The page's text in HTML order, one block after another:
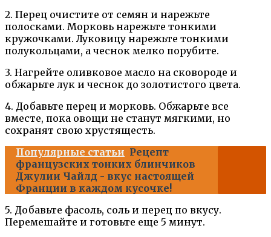
2. Перец очистите от семян и нарежьте
полосками. Морковь нарежьте тонкими
кружочками. Луковицу нарежьте тонкими
полукольцами, а чеснок мелко порубите.
3. Нагрейте оливковое масло на сковороде и
обжарьте лук и чеснок до золотистого цвета.
4. Добавьте перец и морковь. Обжарьте все
вместе, пока овощи не станут мягкими, но
сохранят свою хрустящесть.
Популярные статьи Рецепт
французских тонких блинчиков
Джулии Чайлд - вкус настоящей
Франции в каждом кусочке!
5. Добавьте фасоль, соль и перец по вкусу.
Перемешайте и готовьте еще 5 минут.